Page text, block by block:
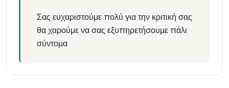
Σας ευχαριστούμε πολύ για την κριτική σας
θα χαρούμε να σας εξυπηρετήσουμε πάλι
σύντομα